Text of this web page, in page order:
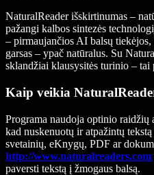
NaturalReader išskirtinumas –
pažangi kalbos sintezės
– pirmaujančios AI balsų
garsas – ypač natūralus. Su
sklandžiai klausysitės turinio –
Kaip veikia
Programa naudoja optinio
kad nuskenuotų ir atpažintų
svetainių, eKnygų, PDF ar
http://www.naturalreaders.com
paversti tekstą į žmogaus balsą.